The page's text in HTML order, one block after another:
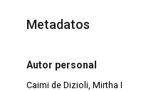
Metadatos
Autor personal
Caimi de Dizioli, Mirtha I